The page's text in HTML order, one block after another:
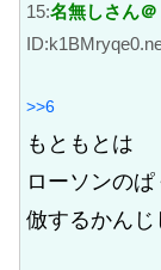
15:名無しさん
>>6
もともとは
ローソンの
倣するかんじ